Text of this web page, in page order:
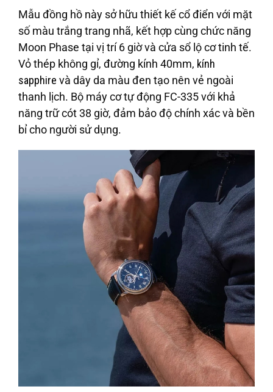
Mẫu đồng hồ này sở hữu thiết kế cổ điển với mặt
số màu trắng trang nhã, kết hợp cùng chức năng
Moon Phase tại vị trí 6 giờ và cửa sổ lộ cơ tinh tế.
Vỏ thép không gỉ, đường kính 40mm, kính
sapphire và dây da màu đen tạo nên vẻ ngoài
thanh lịch. Bộ máy cơ tự động FC-335 với khả
năng trữ cót 38 giờ, đảm bảo độ chính xác và bền
bỉ cho người sử dụng.